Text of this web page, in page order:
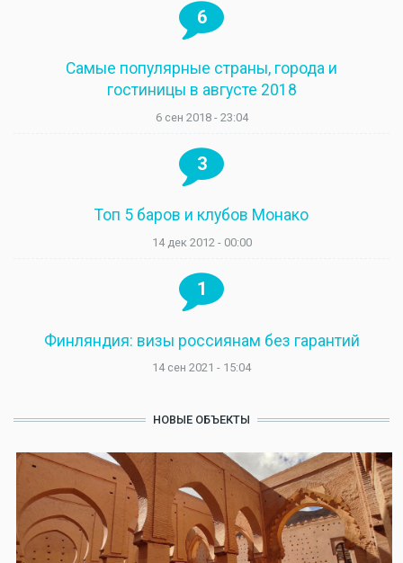
6
Самые популярные страны, города и
гостиницы в августе 2018
6 сен 2018 - 23:04
3
Топ 5 баров и клубов Монако
14 дек 2012 - 00:00
1
Финляндия: визы россиянам без гарантий
14 сен 2021 - 15:04
НОВЫЕ ОБЪЕКТЫ